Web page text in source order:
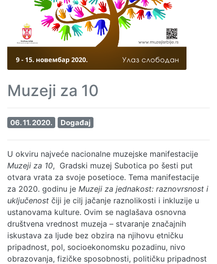
Muzeji za 10
06. 11. 2020. Događaj
U okviru najveće nacionalne muzejske manifestacije
Muzeji za 10, Gradski muzej Subotica po šesti put
otvara vrata za svoje posetioce. Tema manifestacije
za 2020. godinu je Muzeji za jednakost: raznovrsnost i
uključenost čiji je cilj jačanje raznolikosti i inkluzije u
ustanovama kulture. Ovim se naglašava osnovna
društvena vrednost muzeja – stvaranje značajnih
iskustava za ljude bez obzira na njihovu etničku
pripadnost, pol, socioekonomsku pozadinu, nivo
obrazovanja, fizičke sposobnosti, političku pripadnost